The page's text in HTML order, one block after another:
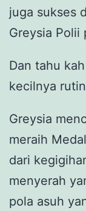
juga sukses
Greysia Polii
Dan tahu
kecilnya
Greysia
meraih
dari
menyerah
pola asuh